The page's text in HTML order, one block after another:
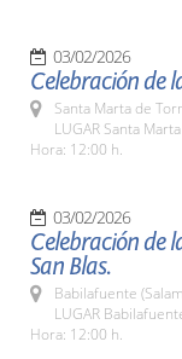
03/02/2026
Celebración de
Santa Marta de
LUGAR Santa Marta
Hora: 12:00 h.
03/02/2026
Celebración de
San Blas.
Babilafuente
LUGAR
Hora: 12:00 h.